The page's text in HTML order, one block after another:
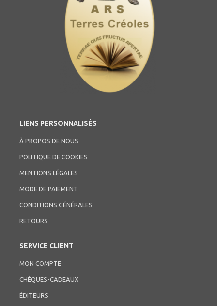
LIENS PERSONNALISÉS
À PROPOS DE NOUS
POLITIQUE DE COOKIES
MENTIONS LÉGALES
MODE DE PAIEMENT
CONDITIONS GÉNÉRALES
RETOURS
SERVICE CLIENT
MON COMPTE
CHÈQUES-CADEAUX
ÉDITEURS